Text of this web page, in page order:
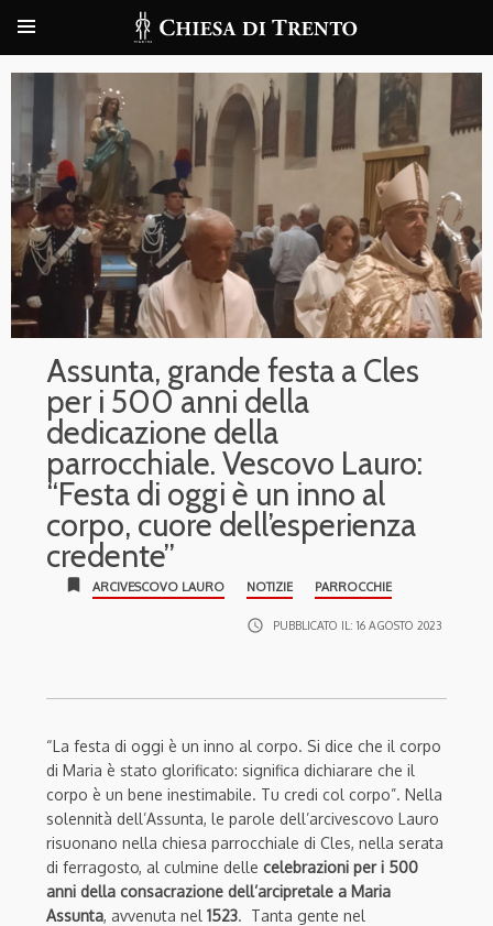
Assunta, grande festa a Cles
per i 500 anni della
dedicazione della
parrocchiale. Vescovo Lauro:
“Festa di oggi è un inno al
corpo, cuore dell’esperienza
credente”
bookmark ARCIVESCOVO LAURO NOTIZIE PARROCCHIE
access_time PUBBLICATO IL: 16 AGOSTO 2023
“La festa di oggi è un inno al corpo. Si dice che il corpo
di Maria è stato glorificato: significa dichiarare che il
corpo è un bene inestimabile. Tu credi col corpo”. Nella
solennità dell’Assunta, le parole dell’arcivescovo Lauro
risuonano nella chiesa parrocchiale di Cles, nella serata
di ferragosto, al culmine delle celebrazioni per i 500
anni della consacrazione dell’arcipretale a Maria
Assunta, avvenuta nel 1523. Tanta gente nel